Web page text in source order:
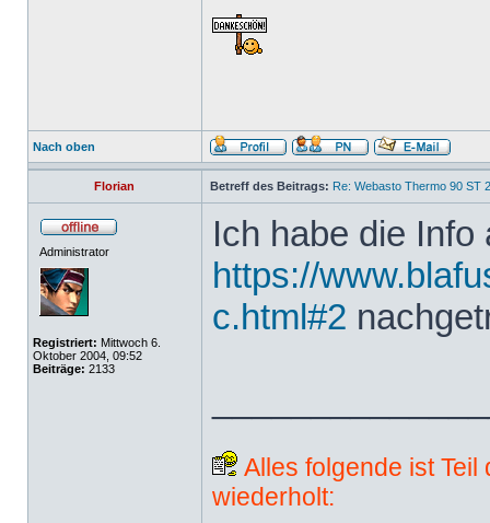
Nach oben
Florian Betreff des Beitrags: Re: Webasto Thermo 90 ST
Administrator
Registriert: Mittwoch 6.
Oktober 2004, 09:52
Beiträge: 2133
Ich habe die Info
https://
c.html#2
Alles folgende ist
wiederholt: